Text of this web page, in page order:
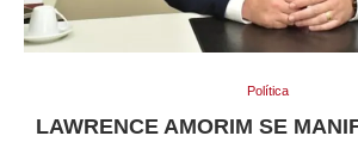
Política
LAWRENCE AMORIM SE